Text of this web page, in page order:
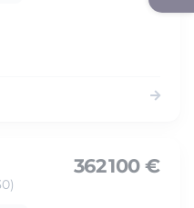
362 100 €